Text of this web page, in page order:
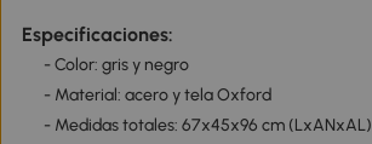
Especificaciones:
- Color: gris y negro
- Material: acero y tela Oxford
- Medidas totales: 67x45x96 cm (LxANxAL)